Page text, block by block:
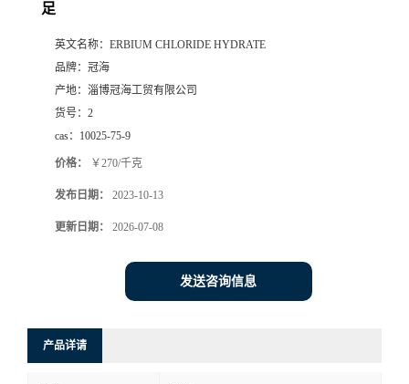
足
英文名称： ERBIUM CHLORIDE HYDRATE
品牌： 冠海
产地： 淄博冠海工贸有限公司
货号： 2
cas： 10025-75-9
价格： ￥270/千克
发布日期： 2023-10-13
更新日期： 2026-07-08
发送咨询信息
产品详请